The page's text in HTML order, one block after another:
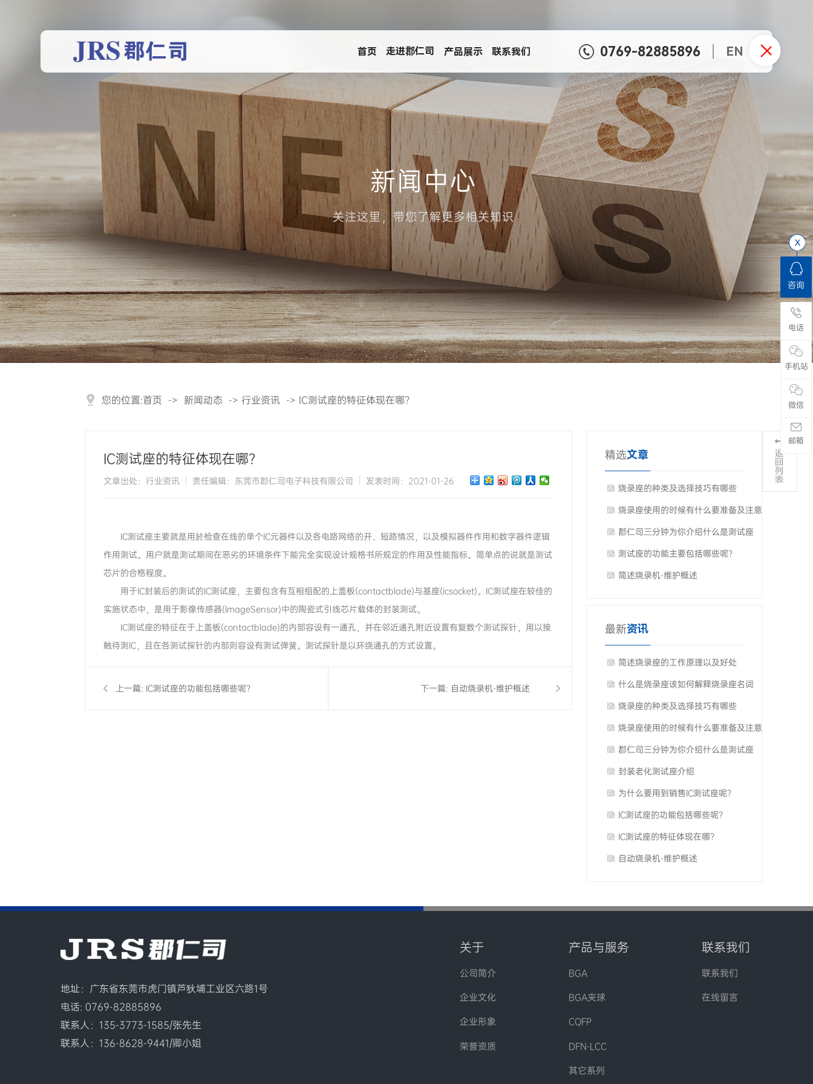
首页 走进郡仁司
走进郡仁司
东莞市郡仁司电子科技有限公司是国内一家自主研发、生产、销售IC测试，烧录，老化的企业。我们自公司成立以来，
一直致力于为IC测试，烧录，老化行业提供增值服务...
企业简介 企业文化 企业形象 荣誉资质
产品展示
产品展示
致力于IC测试/烧录/老化座研发制造
BGA夹球 CQFP DFN-LCC DIP FP
QFN SMD SOP SOT TO TSOP
联系我们
联系我们
欢迎与我们取得联系，我们将竭诚为你服务
联系方式 在线留言
0769-82885896 EN
新闻中心
关注这里，带您了解更多相关知识
您的位置:首页 -> 新闻动态 -> 行业资讯 -> IC测试座的特征体现在哪？
IC测试座的特征体现在哪？
文章出处：行业资讯 责任编辑：东莞市郡仁司电子科技有限公司 发表时间：2021-01-26
IC测试座主要就是用於检查在线的单个IC元器件以及各电路网络的开、短路情况，以及模拟器件作用和数字器件逻辑
作用测试。用户就是测试期间在恶劣的环境条件下能完全实现设计规格书所规定的作用及性能指标。简单点的说就是测试
芯片的合格程度。
用于IC封装后的测试的IC测试座，主要包含有互相组配的上盖板(contactblade)与基座(icsocket)。IC测试座在较佳的
实施状态中，是用于影像传感器(ImageSensor)中的陶瓷式引线芯片载体的封装测试。
IC测试座的特征在于上盖板(contactblade)的内部容设有一通孔，并在邻近通孔附近设置有复数个测试探针，用以接
触待测IC，且在各测试探针的内部则容设有测试弹簧。测试探针是以环绕通孔的方式设置。
上一篇: IC测试座的功能包括哪些呢？ 下一篇: 自动烧录机-维护概述
精选文章
烧录座的种类及选择技巧有哪些
烧录座使用的时候有什么要准备及注意
事项
郡仁司三分钟为你介绍什么是测试座
测试座的功能主要包括哪些呢？
简述烧录机-维护概述
最新资讯
简述烧录座的工作原理以及好处
什么是烧录座该如何解释烧录座名词
烧录座的种类及选择技巧有哪些
烧录座使用的时候有什么要准备及注意
事项
郡仁司三分钟为你介绍什么是测试座
封装老化测试座介绍
为什么要用到销售IC测试座呢？
IC测试座的功能包括哪些呢？
IC测试座的特征体现在哪？
自动烧录机-维护概述
地址：广东省东莞市虎门镇芦狄埔工业区六路1号
电话: 0769-82885896
联系人：135-3773-1585/张先生
联系人：136-8628-9441/卿小姐
关于
公司简介
企业文化
企业形象
荣誉资质
产品与服务
BGA
BGA夹球
CQFP
DFN-LCC
其它系列
联系我们
联系我们
在线留言
咨询
电话
手机站
微信
邮箱